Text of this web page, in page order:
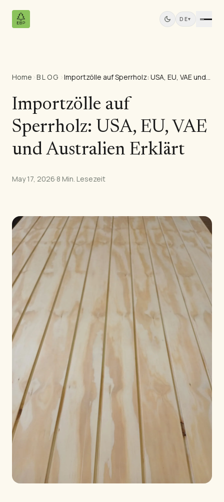
DE▾
Produkte
Alle Produkte
Kiefernfurniersperrholz
Massivholzplatten
MDF-Platten
Schnittholz
Türen
NACH REGION
🇺🇸 USA
🇪🇺 Europäische Union
🇬🇧
Vereinigtes Königreich
🇨🇦Kanada
🇦🇪 Naher Osten
🇦🇺
Australien
Polen
Tools
Sperrholz Ladungskalkulator
Qualitäten vergleichen
Home ›BLOG › Importzölle auf Sperrholz: USA, EU, VAE und Australien Erklärt
Importzölle auf
Sperrholz: USA, EU, VAE
und Australien Erklärt
May 17, 2026·8 Min. Lesezeit